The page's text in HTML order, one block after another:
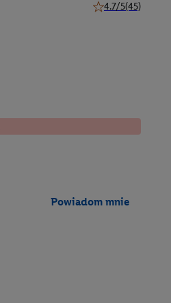
4.7/5(45)
Powiadom mnie